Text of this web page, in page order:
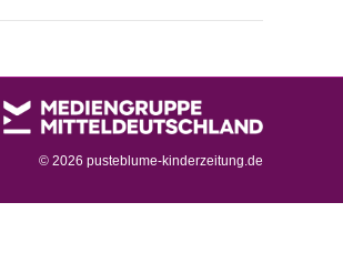
© 2026 pusteblume-kinderzeitung.de